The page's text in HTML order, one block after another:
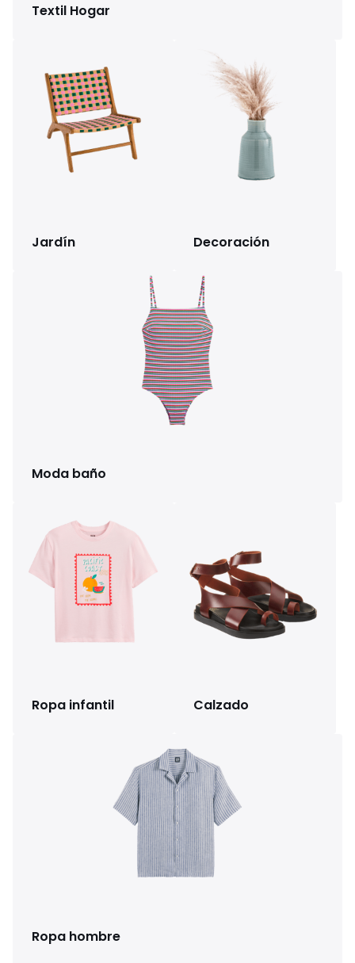
Textil Hogar
Jardín Decoración
Moda baño
Ropa infantil Calzado
Ropa hombre